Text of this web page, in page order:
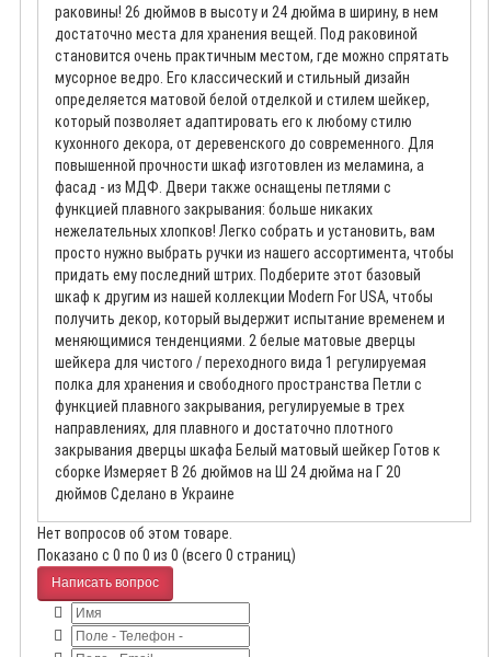
раковины! 26 дюймов в высоту и 24 дюйма в ширину, в нем
достаточно места для хранения вещей. Под раковиной
становится очень практичным местом, где можно спрятать
мусорное ведро. Его классический и стильный дизайн
определяется матовой белой отделкой и стилем шейкер,
который позволяет адаптировать его к любому стилю
кухонного декора, от деревенского до современного. Для
повышенной прочности шкаф изготовлен из меламина, а
фасад - из МДФ. Двери также оснащены петлями с
функцией плавного закрывания: больше никаких
нежелательных хлопков! Легко собрать и установить, вам
просто нужно выбрать ручки из нашего ассортимента, чтобы
придать ему последний штрих. Подберите этот базовый
шкаф к другим из нашей коллекции Modern For USA, чтобы
получить декор, который выдержит испытание временем и
меняющимися тенденциями. 2 белые матовые дверцы
шейкера для чистого / переходного вида 1 регулируемая
полка для хранения и свободного пространства Петли с
функцией плавного закрывания, регулируемые в трех
направлениях, для плавного и достаточно плотного
закрывания дверцы шкафа Белый матовый шейкер Готов к
сборке Измеряет В 26 дюймов на Ш 24 дюйма на Г 20
дюймов Сделано в Украине
Нет вопросов об этом товаре.
Показано с 0 по 0 из 0 (всего 0 страниц)
Написать вопрос